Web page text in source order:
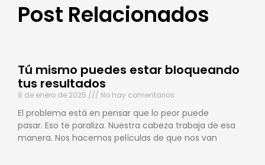
Post Relacionados
Tú mismo puedes estar bloqueando
tus resultados
8 de enero de 2025 No hay comentarios
El problema está en pensar que lo peor puede
pasar. Eso te paraliza. Nuestra cabeza trabaja de esa
manera. Nos hacemos películas de que nos van